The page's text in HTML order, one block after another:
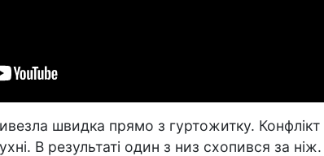
швидка прямо з гуртожитку. Конфлікт
В результаті один з низ схопився за